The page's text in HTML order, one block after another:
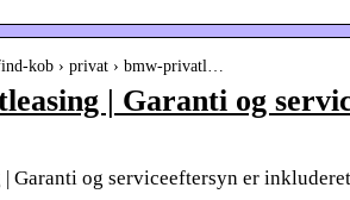
kob › privat › bmw-privatl…
| Garanti og
Garanti og serviceeftersyn er